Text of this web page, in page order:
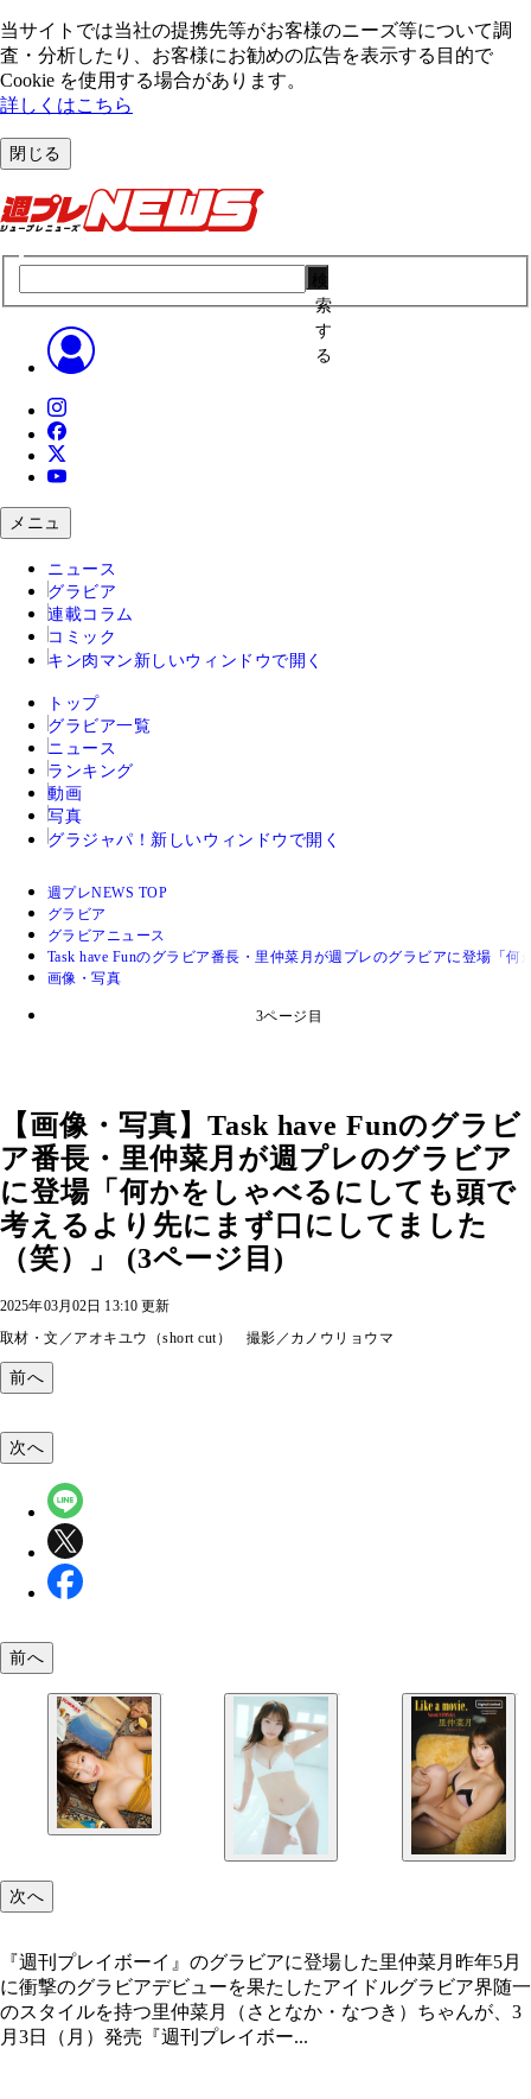
当サイトでは当社の提携先等がお客様のニーズ等について調
査・分析したり、お客様にお勧めの広告を表⽰する⽬的で
Cookie を使⽤する場合があります。
詳しくはこちら
閉じる
索
す
る
メニュ
ニュース
グラビア
連載コラム
コミック
キン肉マン 新しいウィンドウで開く
トップ
グラビア一覧
ニュース
ランキング
動画
写真
グラジャパ！ 新しいウィンドウで開く
週プレNEWS TOP
グラビア
グラビアニュース
Task have Funのグラビア番長・里仲菜月が週プレのグラビアに登場「
画像・写真
3ページ目
【画像・写真】Task have Funのグラビ
ア番長・里仲菜月が週プレのグラビア
に登場「何かをしゃべるにしても頭で
考えるより先にまず口にしてました
（笑）」 (3ページ目)
2025年03月02日 13:10 更新
取材・文／アオキユウ（short cut） 撮影／カノウリョウマ
前へ
次へ
前へ
次へ
『週刊プレイボーイ』のグラビアに登場した里仲菜月昨年5月
に衝撃のグラビアデビューを果たしたアイドルグラビア界随一
のスタイルを持つ里仲菜月（さとなか・なつき）ちゃんが、3
月3日（月）発売『週刊プレイボー...